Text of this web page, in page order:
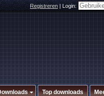
Registreren|Login:
Top downloads